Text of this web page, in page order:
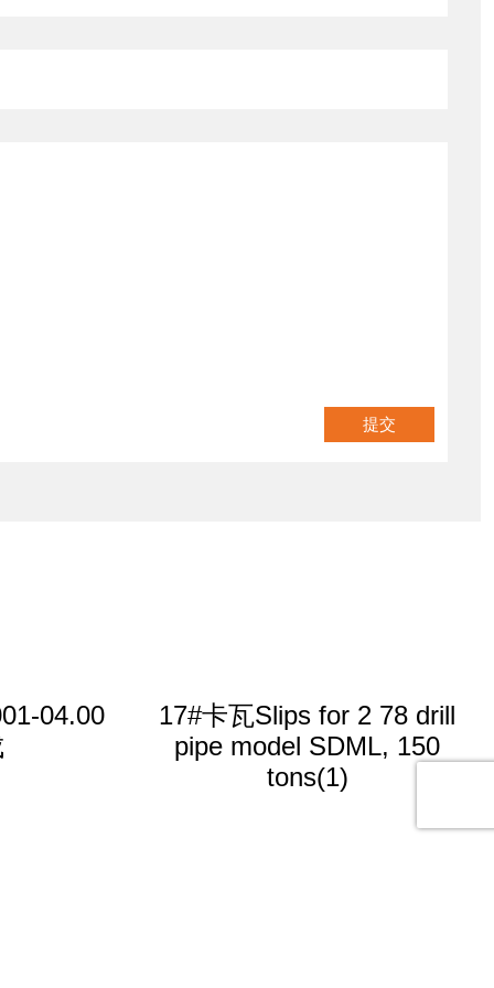
04.00
17#卡瓦Slips for 2 78 drill
pipe model SDML, 150
tons(1)